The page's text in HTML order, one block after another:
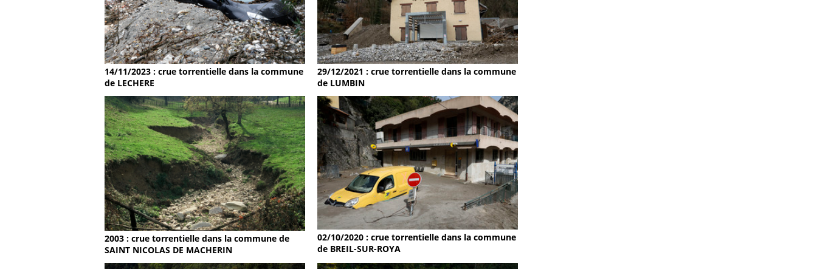
14/11/2023 : crue torrentielle dans la commune
de LECHERE
29/12/2021 : crue torrentielle dans la commune
de LUMBIN
2003 : crue torrentielle dans la commune de
SAINT NICOLAS DE MACHERIN
02/10/2020 : crue torrentielle dans la commune
de BREIL-SUR-ROYA